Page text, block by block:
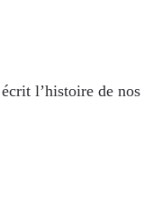
l’histoire de nos